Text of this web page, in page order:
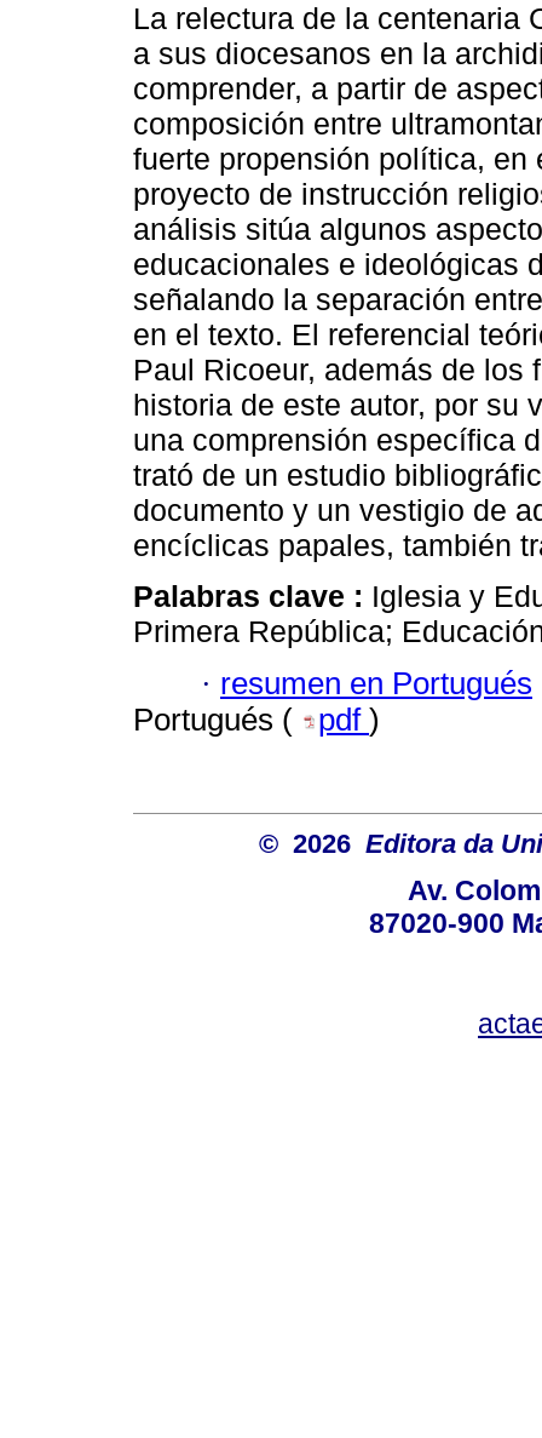
La relectura de la centenaria
a sus diocesanos en la
comprender, a partir de
composición entre
fuerte propensión política,
proyecto de instrucción
análisis sitúa algunos
educacionales e ideológicas
señalando la separación
en el texto. El referencial
Paul Ricoeur, además de los
historia de este autor, por su
una comprensión específica
trató de un estudio
documento y un vestigio de
encíclicas papales, también
Palabras clave : Iglesia y
Primera República;
· resumen en Portugués
Portugués (
pdf )
© 2026 Editora da
Av.
87020-900